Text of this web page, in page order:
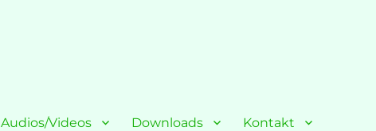
Audios/Videos Downloads Kontakt